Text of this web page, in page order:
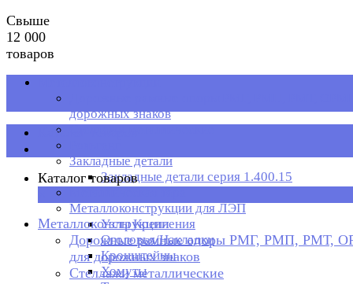
Свыше
12 000
товаров
дорожных знаков
Стеллажи металлические
Закладные детали
Закладные детали серия 1.400.15
Металлоконструкции для ЛЭП
Узлы Крепления
Оголовья/Накладки
Кронштейны
Хомуты
Каталог товаров
Каталог товаров
Металлоконструкции
Дорожные рамные опоры РМГ, РМП, РМТ,
для дорожных знаков
Стеллажи металлические